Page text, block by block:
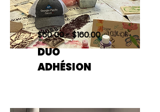
$60.00 - $160.00
DUO
ADHÉSION